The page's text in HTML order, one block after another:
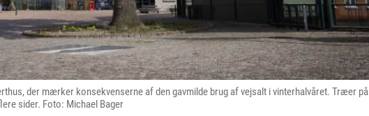
der mærker konsekvenserne af den gavmilde brug af vejsalt i vinterhalvåret. Træer på
sider. Foto: Michael Bager